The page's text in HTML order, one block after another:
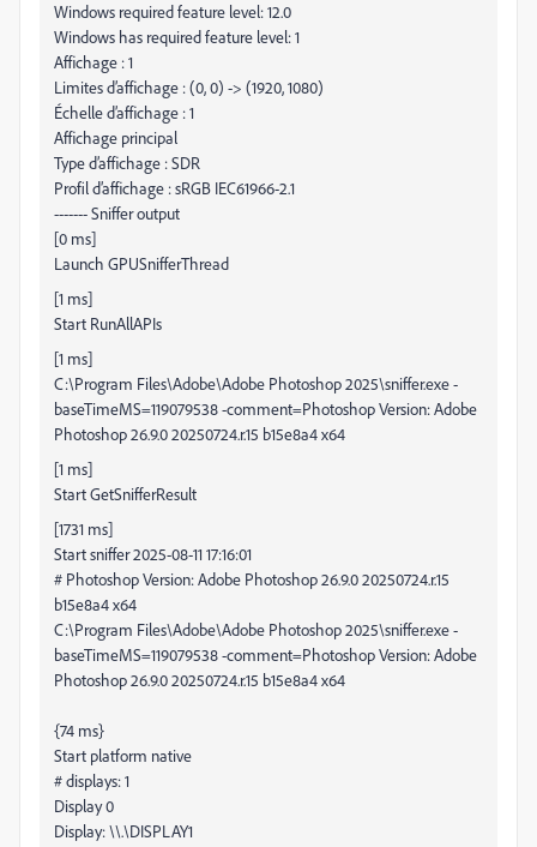
Windows required feature level: 12.0
Windows has required feature level: 1
Affichage : 1
Limites d’affichage : (0, 0) -> (1920, 1080)
Échelle d’affichage : 1
Affichage principal
Type d’affichage : SDR
Profil d’affichage : sRGB IEC61966-2.1
------- Sniffer output
[0 ms]
Launch GPUSnifferThread
[1 ms]
Start RunAllAPIs
[1 ms]
C:\Program Files\Adobe\Adobe Photoshop 2025\sniffer.exe -
baseTimeMS=119079538 -comment=Photoshop Version: Adobe
Photoshop 26.9.0 20250724.r.15 b15e8a4 x64
[1 ms]
Start GetSnifferResult
[1731 ms]
Start sniffer 2025-08-11 17:16:01
# Photoshop Version: Adobe Photoshop 26.9.0 20250724.r.15
b15e8a4 x64
C:\Program Files\Adobe\Adobe Photoshop 2025\sniffer.exe -
baseTimeMS=119079538 -comment=Photoshop Version: Adobe
Photoshop 26.9.0 20250724.r.15 b15e8a4 x64
{74 ms}
Start platform native
# displays: 1
Display 0
Display: \\.\DISPLAY1